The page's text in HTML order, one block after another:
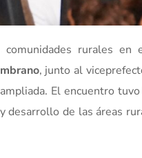
rurales
, junto al
El encuentro
de las áreas